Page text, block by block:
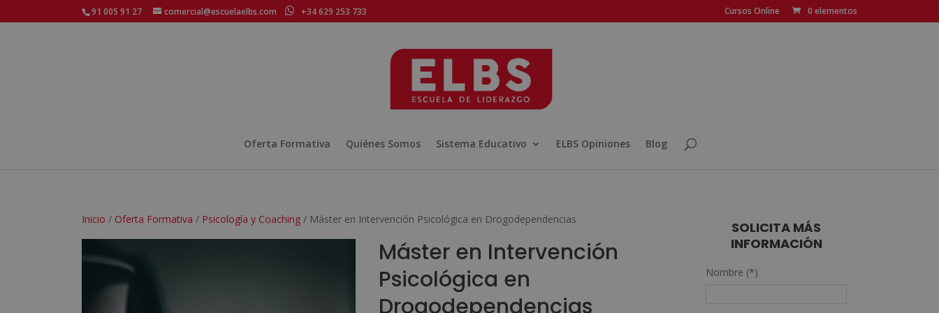
91 005 91 27 comercial@escuelaelbs.com +34 629 253 733 Cursos Online 0 elementos
Oferta Formativa Quiénes Somos Sistema Educativo ELBS Opiniones Blog
Inicio / Oferta Formativa / Psicología y Coaching / Máster en Intervención Psicológica en Drogodependencias
Máster en Intervención
Psicológica en
Drogodependencias
SOLICITA MÁS
INFORMACIÓN
Nombre (*)